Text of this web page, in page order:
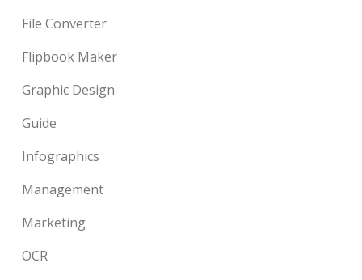
File Converter
Flipbook Maker
Graphic Design
Guide
Infographics
Management
Marketing
OCR